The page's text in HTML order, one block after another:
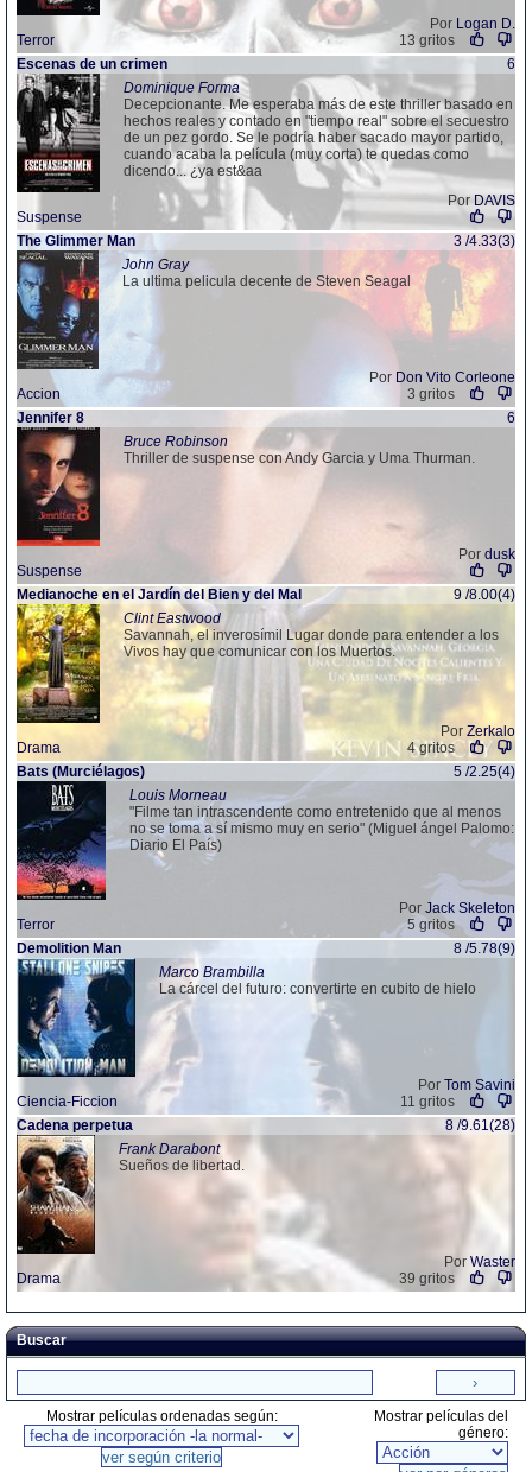
Por Logan D.
Terror
13 gritos
Escenas de un crimen
6
Dominique Forma
Decepcionante. Me esperaba más de este thriller basado en
hechos reales y contado en "tiempo real" sobre el secuestro
de un pez gordo. Se le podría haber sacado mayor partido,
cuando acaba la película (muy corta) te quedas como
dicendo... ¿ya est&aa
Por DAVIS
Suspense
The Glimmer Man
3 /4.33(3)
John Gray
La ultima pelicula decente de Steven Seagal
Por Don Vito Corleone
Accion
3 gritos
Jennifer 8
6
Bruce Robinson
Thriller de suspense con Andy Garcia y Uma Thurman.
Por dusk
Suspense
Medianoche en el Jardín del Bien y del Mal
9 /8.00(4)
Clint Eastwood
Savannah, el inverosímil Lugar donde para entender a los
Vivos hay que comunicar con los Muertos.
Por Zerkalo
Drama
4 gritos
Bats (Murciélagos)
5 /2.25(4)
Louis Morneau
"Filme tan intrascendente como entretenido que al menos
no se toma a sí mismo muy en serio" (Miguel ángel Palomo:
Diario El País)
Por Jack Skeleton
Terror
5 gritos
Demolition Man
8 /5.78(9)
Marco Brambilla
La cárcel del futuro: convertirte en cubito de hielo
Por Tom Savini
Ciencia-Ficcion
11 gritos
Cadena perpetua
8 /9.61(28)
Frank Darabont
Sueños de libertad.
Por Waster
Drama
39 gritos
Buscar
Mostrar películas ordenadas según:
Mostrar películas del
género: